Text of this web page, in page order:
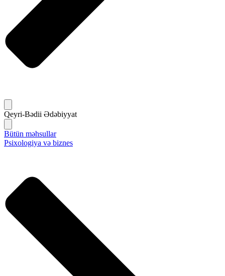
Qeyri-Bədii Ədəbiyyat
Bütün məhsullar
Psixologiya və biznes